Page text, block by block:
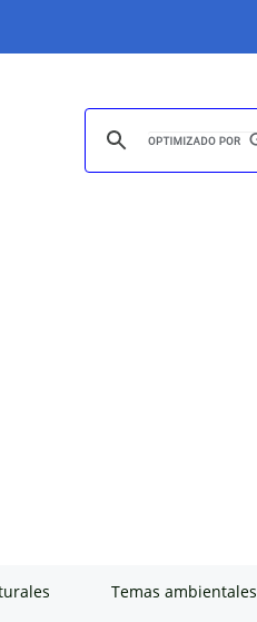
Temas ambientales